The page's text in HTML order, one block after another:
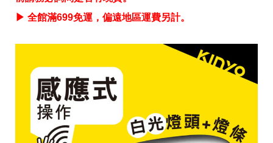
▶ 全館滿699免運，偏遠地區運費另計。